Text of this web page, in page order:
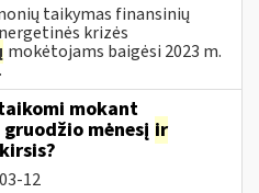
taikymas finansinių
krizės
mokėtojams baigėsi 2023 m.
mokant
mėnesį ir
12